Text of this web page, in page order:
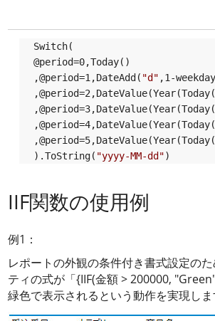
Switch(
@period=0,Today()
,@period=1,DateAdd( "d" ,1-
).ToString( "yyyy-MM-dd")
IIF関数の使用例
例1：
レポートの外観の条件付き書式設定の
ティの式が「{IIF(金額 > 200000,
緑色で表示されるという動作を実現しま